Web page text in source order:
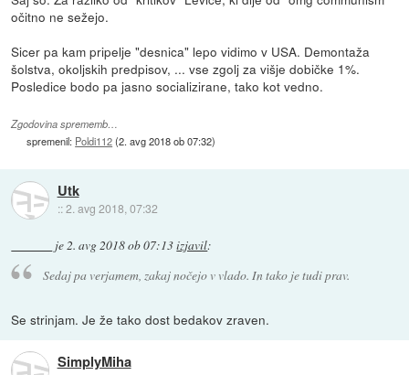
očitno ne sežejo.
Sicer pa kam pripelje "desnica" lepo vidimo v USA. Demontaža
šolstva, okoljskih predpisov, ... vse zgolj za višje dobičke 1%.
Posledice bodo pa jasno socializirane, tako kot vedno.
Zgodovina sprememb…
spremenil: Poldi112(2. avg 2018 ob 07:32)
Utk
::2. avg 2018, 07:32
je2. avg 2018 ob 07:13izjavil:
Sedaj pa verjamem, zakaj nočejo v vlado. In tako je tudi prav.
Se strinjam. Je že tako dost bedakov zraven.
SimplyMiha